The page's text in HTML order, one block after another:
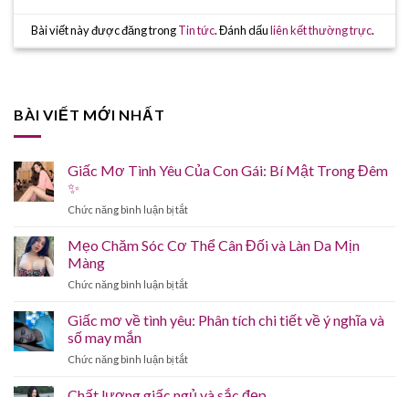
Bài viết này được đăng trongTin tức. Đánh dấuliên kết thường trực.
BÀI VIẾT MỚI NHẤT
Giấc Mơ Tình Yêu Của Con Gái: Bí Mật Trong Đêm
✨
Chức năng bình luận bị tắtở
Mơ
Tình
Của
Gái:
Trong
Mẹo Chăm Sóc Cơ Thể Cân Đối và Làn Da Mịn
Màng
Chức năng bình luận bị tắtở
Chăm
Sóc
Thể
Đối
Giấc mơ về tình yêu: Phân tích chi tiết về ý nghĩa và
số may mắn
Chức năng bình luận bị tắtở
mơ